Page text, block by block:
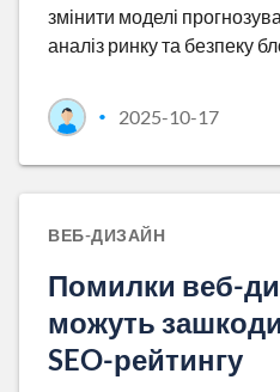
змінити моделі
аналіз ринку та безпеку
• 2025-10-17
ВЕБ-ДИЗАЙН
Помилки веб-
можуть
SEO-рейтингу